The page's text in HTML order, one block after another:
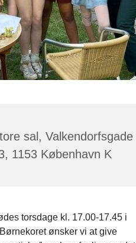
sal, Valkendorfsgade
1153 København K
torsdage kl. 17.00-17.45 i
ønsker vi at give